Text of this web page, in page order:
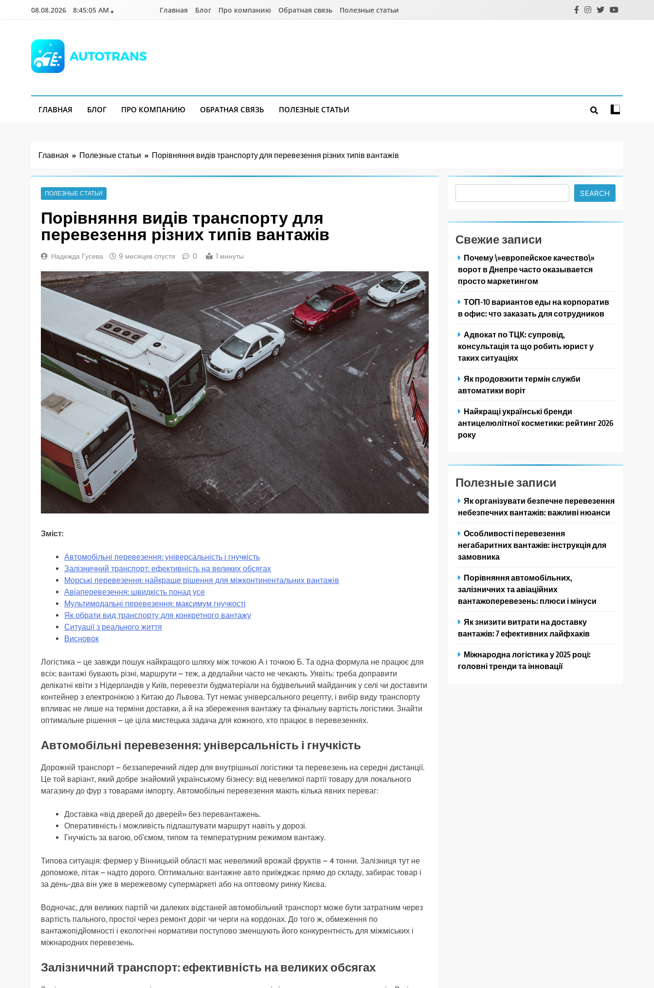
08.08.2026 8:45:06 AM Главная Блог Про компанию Обратная связь Полезные статьи
ГЛАВНАЯ БЛОГ ПРО КОМПАНИЮ ОБРАТНАЯ СВЯЗЬ ПОЛЕЗНЫЕ СТАТЬИ
Главная Полезные статьи Порівняння видів транспорту для перевезення різних типів вантажів
ПОЛЕЗНЫЕ СТАТЬИ
Порівняння видів транспорту для
перевезення різних типів вантажів
Надежда Гусева 9 месяцев спустя 0 1 минуты
Зміст:
Автомобільні перевезення: універсальність і гнучкість
Залізничний транспорт: ефективність на великих обсягах
Морські перевезення: найкраще рішення для міжконтинентальних вантажів
Авіаперевезення: швидкість понад усе
Мультимодальні перевезення: максимум гнучкості
Як обрати вид транспорту для конкретного вантажу
Ситуації з реального життя
Висновок
Логістика – це завжди пошук найкращого шляху між точкою А і точкою Б. Та одна формула не працює для
всіх: вантажі бувають різні, маршрути – теж, а дедлайни часто не чекають. Уявіть: треба доправити
делікатні квіти з Нідерландів у Київ, перевезти будматеріали на будівельний майданчик у селі чи доставити
контейнер з електронікою з Китаю до Львова. Тут немає універсального рецепту, і вибір виду транспорту
впливає не лише на терміни доставки, а й на збереження вантажу та фінальну вартість логістики. Знайти
оптимальне рішення – це ціла мистецька задача для кожного, хто працює в перевезеннях.
Автомобільні перевезення: універсальність і гнучкість
Дорожній транспорт – беззаперечний лідер для внутрішньої логістики та перевезень на середні дистанції.
Це той варіант, який добре знайомий українському бізнесу: від невеликої партії товару для локального
магазину до фур з товарами імпорту. Автомобільні перевезення мають кілька явних переваг:
Доставка «від дверей до дверей» без перевантажень.
Оперативність і можливість підлаштувати маршрут навіть у дорозі.
Гнучкість за вагою, об’ємом, типом та температурним режимом вантажу.
Типова ситуація: фермер у Вінницькій області має невеликий врожай фруктів – 4 тонни. Залізниця тут не
допоможе, літак – надто дорого. Оптимально: вантажне авто приїжджає прямо до складу, забирає товар і
за день-два він уже в мережевому супермаркеті або на оптовому ринку Києва.
Водночас, для великих партій чи далеких відстаней автомобільний транспорт може бути затратним через
вартість пального, простої через ремонт доріг чи черги на кордонах. До того ж, обмеження по
вантажопідйомності і екологічні нормативи поступово зменшують його конкурентність для міжміських і
міжнародних перевезень.
Залізничний транспорт: ефективність на великих обсягах
SEARCH
Свежие записи
Почему \»европейское качество\»
ворот в Днепре часто оказывается
просто маркетингом
ТОП-10 вариантов еды на корпоратив
в офис: что заказать для сотрудников
Адвокат по ТЦК: супровід,
консультація та що робить юрист у
таких ситуаціях
Як продовжити термін служби
автоматики воріт
Найкращі українські бренди
антицелюлітної косметики: рейтинг 2026
року
Полезные записи
Як організувати безпечне перевезення
небезпечних вантажів: важливі нюанси
Особливості перевезення
негабаритних вантажів: інструкція для
замовника
Порівняння автомобільних,
залізничних та авіаційних
вантажоперевезень: плюси і мінуси
Як знизити витрати на доставку
вантажів: 7 ефективних лайфхаків
Міжнародна логістика у 2025 році:
головні тренди та інновації